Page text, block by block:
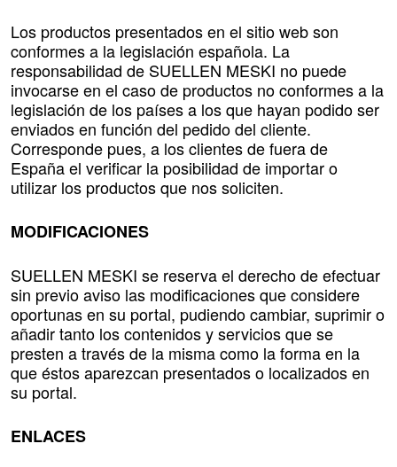
Los productos presentados en el sitio web son
conformes a la legislación española. La
responsabilidad de SUELLEN MESKI no puede
invocarse en el caso de productos no conformes a la
legislación de los países a los que hayan podido ser
enviados en función del pedido del cliente.
Corresponde pues, a los clientes de fuera de
España el verificar la posibilidad de importar o
utilizar los productos que nos soliciten.
MODIFICACIONES
SUELLEN MESKI se reserva el derecho de efectuar
sin previo aviso las modificaciones que considere
oportunas en su portal, pudiendo cambiar, suprimir o
añadir tanto los contenidos y servicios que se
presten a través de la misma como la forma en la
que éstos aparezcan presentados o localizados en
su portal.
ENLACES